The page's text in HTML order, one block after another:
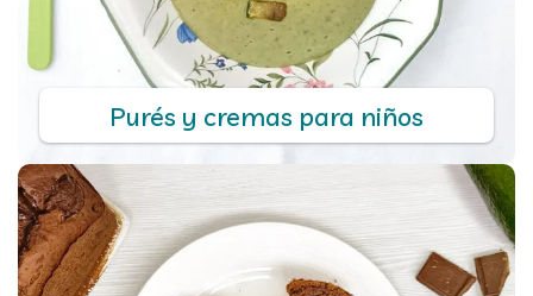
Purés y cremas para niños